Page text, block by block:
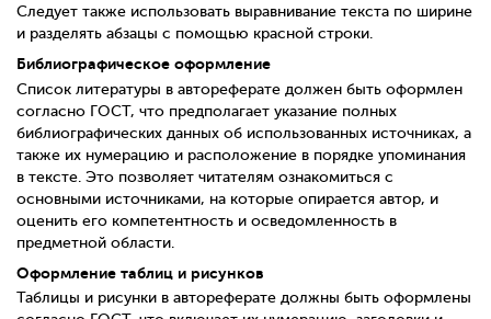
Следует также использовать выравнивание текста по ширине
и разделять абзацы с помощью красной строки.
Библиографическое оформление
Список литературы в автореферате должен быть оформлен
согласно ГОСТ, что предполагает указание полных
библиографических данных об использованных источниках, а
также их нумерацию и расположение в порядке упоминания
в тексте. Это позволяет читателям ознакомиться с
основными источниками, на которые опирается автор, и
оценить его компетентность и осведомленность в
предметной области.
Оформление таблиц и рисунков
Таблицы и рисунки в автореферате должны быть оформлены